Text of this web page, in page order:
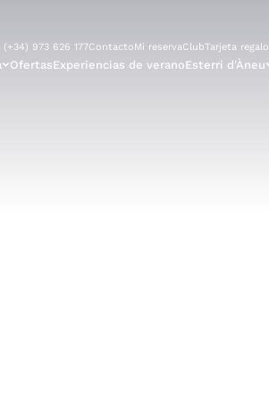
(+34) 973 626 177ContactoMi reservaClubTarjeta regalo
OfertasExperiencias de veranoEsterri d'Àneu